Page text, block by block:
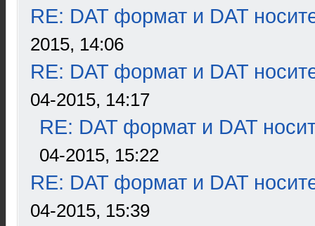
RE: DAT формат и DAT
2015, 14:06
RE: DAT формат и DAT
04-2015, 14:17
RE: DAT формат и DAT
04-2015, 15:22
RE: DAT формат и DAT
04-2015, 15:39